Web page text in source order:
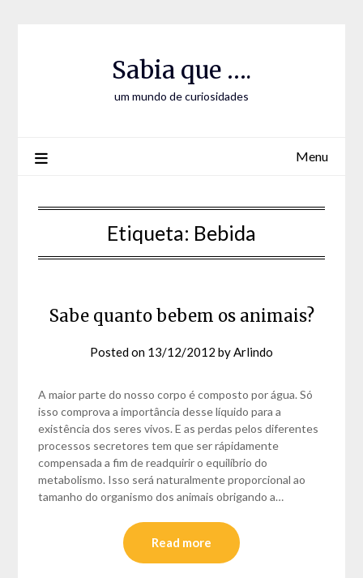
Sabia que ….
um mundo de curiosidades
Menu
Etiqueta: Bebida
Sabe quanto bebem os animais?
Posted on 13/12/2012 byArlindo
A maior parte do nosso corpo é composto por água. Só
isso comprova a importância desse líquido para a
existência dos seres vivos. E as perdas pelos diferentes
processos secretores tem que ser rápidamente
compensada a fim de readquirir o equilíbrio do
metabolismo. Isso será naturalmente proporcional ao
tamanho do organismo dos animais obrigando a…
Read more